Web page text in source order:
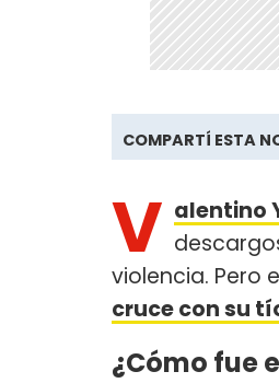
COMPARTÍ ESTA
V alentino
violencia. Pero
cruce con su
¿Cómo fue